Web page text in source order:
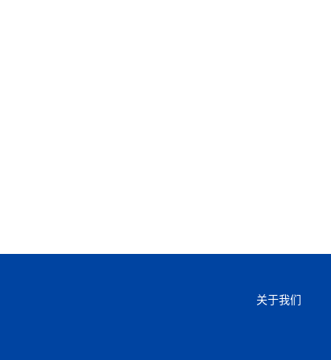
关于我们